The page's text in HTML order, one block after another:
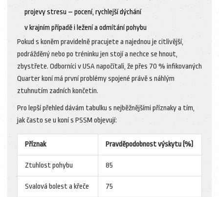
projevy stresu – pocení, rychlejší dýchání
v krajním případě i ležení a odmítání pohybu
Pokud s koněm pravidelně pracujete a najednou je citlivější,
podrážděný nebo po tréninku jen stojí a nechce se hnout,
zbystřete. Odborníci v USA napočítali, že přes 70 % infikovaných
Quarter koní má první problémy spojené právě s náhlým
ztuhnutím zadních končetin.
Pro lepší přehled dávám tabulku s nejběžnějšími příznaky a tím,
jak často se u koní s PSSM objevují:
Příznak Pravděpodobnost výskytu (%)
Ztuhlost pohybu 85
Svalová bolest a křeče 75